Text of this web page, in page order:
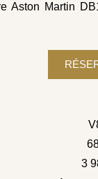
Aston Martin
3